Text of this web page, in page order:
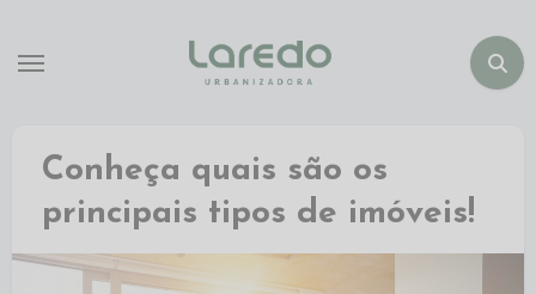
Conheça quais são os
principais tipos de imóveis!